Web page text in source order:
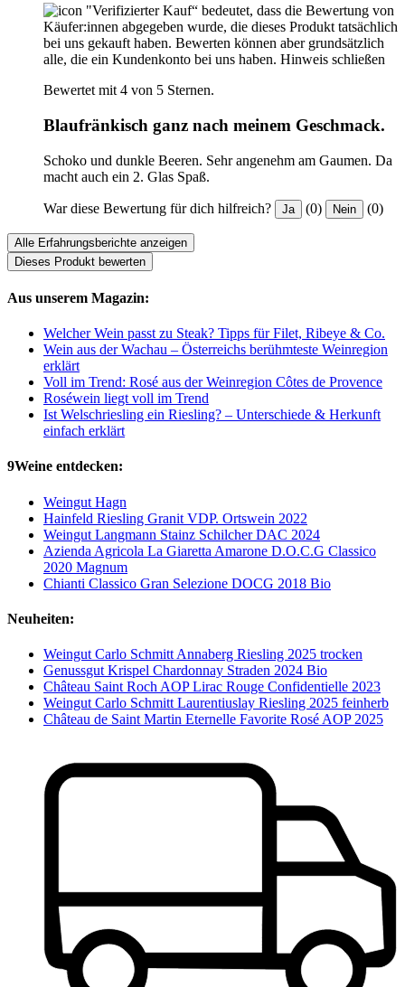
"Verifizierter Kauf“ bedeutet, dass die Bewertung von
Käufer:innen abgegeben wurde, die dieses Produkt tatsächlich
bei uns gekauft haben. Bewerten können aber grundsätzlich
alle, die ein Kundenkonto bei uns haben. Hinweis schließen
Bewertet mit 4 von 5 Sternen.
Blaufränkisch ganz nach meinem Geschmack.
Schoko und dunkle Beeren. Sehr angenehm am Gaumen. Da
macht auch ein 2. Glas Spaß.
War diese Bewertung für dich hilfreich? Ja (0) Nein (0)
Alle Erfahrungsberichte anzeigen
Dieses Produkt bewerten
Aus unserem Magazin:
Welcher Wein passt zu Steak? Tipps für Filet, Ribeye & Co.
Wein aus der Wachau – Österreichs berühmteste Weinregion
erklärt
Voll im Trend: Rosé aus der Weinregion Côtes de Provence
Roséwein liegt voll im Trend
Ist Welschriesling ein Riesling? – Unterschiede & Herkunft
einfach erklärt
9Weine entdecken:
Weingut Hagn
Hainfeld Riesling Granit VDP. Ortswein 2022
Weingut Langmann Stainz Schilcher DAC 2024
Azienda Agricola La Giaretta Amarone D.O.C.G Classico
2020 Magnum
Chianti Classico Gran Selezione DOCG 2018 Bio
Neuheiten:
Weingut Carlo Schmitt Annaberg Riesling 2025 trocken
Genussgut Krispel Chardonnay Straden 2024 Bio
Château Saint Roch AOP Lirac Rouge Confidentielle 2023
Weingut Carlo Schmitt Laurentiuslay Riesling 2025 feinherb
Château de Saint Martin Eternelle Favorite Rosé AOP 2025